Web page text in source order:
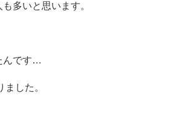
多いと思います。
んです…
した。